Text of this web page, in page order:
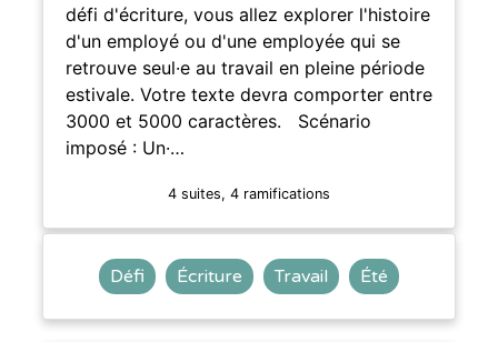
défi d'écriture, vous allez explorer l'histoire
d'un employé ou d'une employée qui se
retrouve seul·e au travail en pleine période
estivale. Votre texte devra comporter entre
3000 et 5000 caractères. Scénario
imposé : Un·…
4 suites, 4 ramifications
Défi Écriture Travail Été